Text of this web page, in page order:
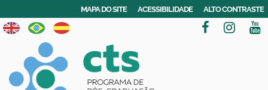
MAPA DO SITE ACESSIBILIDADE ALTO CONTRASTE